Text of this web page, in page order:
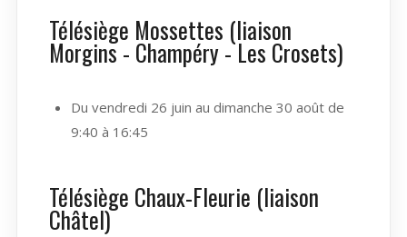
Télésiège Mossettes (liaison
Morgins - Champéry - Les Crosets)
Du vendredi 26 juin au dimanche 30 août de
9:40 à 16:45
Télésiège Chaux-Fleurie (liaison
Châtel)